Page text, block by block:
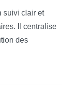
suivi clair et
Il centralise
des